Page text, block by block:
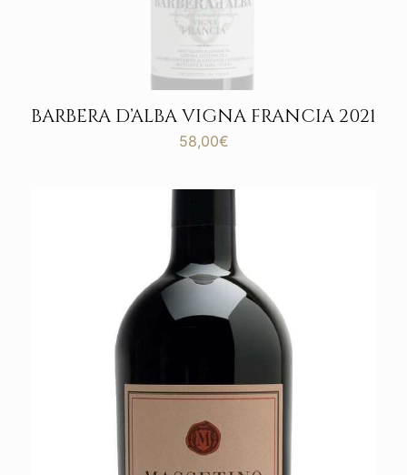
BARBERA D’ALBA VIGNA FRANCIA 2021
58,00€